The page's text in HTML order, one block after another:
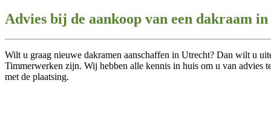
Advies bij de aankoop van een dakraam
Wilt u graag nieuwe dakramen aanschaffen in Utrecht? Dan wilt u
Timmerwerken zijn. Wij hebben alle kennis in huis om u van advies
met de plaatsing.